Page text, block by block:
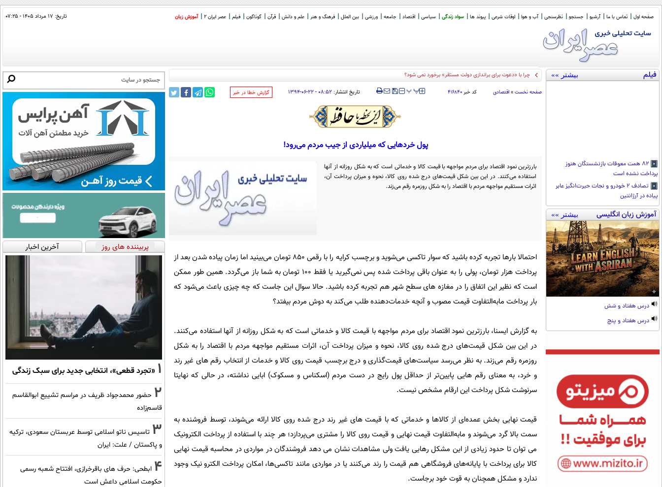
صفحه اول تماس با ما آرشیو جستجو نظرسنجی آب و هوا اوقات شرعی پیوند ها سواد زندگی سیاسی اقتصاد جامعه ورزشی بین الملل فرهنگ و هنر علم و دانش قرآن گوناگون فیلم عصر ایران 2 آموزش زبان تاریخ: ۱۷ مرداد ۱۴۰۵ - ۰۷:۲۵
فیلم بیشتر »»
۸۲ همت معوقات بازنشستگان هنوز
پرداخت نشده است
تصادف ۲ خودرو و نجات حیر‌ت‌انگیز عابر
پیاده در آرژانتین
آموزش زبان انگلیسی بیشتر »»
درس هفتاد و شش
درس هفتاد و پنج
چرا با «دعوت برای براندازی دولت مستقر» برخورد نمی شود؟
صفحه نخست » اقتصادی کد خبر۴۱۶۸۴۰ ‍‍‍ پپ تاریخ انتشار: ۰۸:۵۲ - ۲۲-۰۶-۱۳۹۴ ‌گزارش خطا در خبر
پول خردهایی که میلیاردی از جیب مردم می‌رود!
بارزترین نمود اقتصاد برای مردم مواجهه با قیمت کالا و خدماتی است که به شکل روزانه از آنها
استفاده می‌کنند. در این بین شکل قیمت‌های درج شده روی کالا، نحوه و میزان پرداخت آن،
اثرات مستقیم مواجهه مردم با اقتصاد را به شکل روزمره رقم می‌زند.
احتمالا بارها تجربه کرده باشید که سوار تاکسی می‌شوید و برچسب کرایه را با رقمی 850 تومان می‌بینید اما زمان پیاده شدن بعد از
پرداخت هزار تومان، پولی را به عنوان باقی پرداخت شده پس نمی‌گیرید یا فقط 100 تومان به شما باز می‌گردد. همین طور ممکن
است که نظیر این اتفاق را در مغازه های سطح شهر هم تجربه کرده باشید. حالا سوال این جاست که چه چیزی باعث می‌شود که
بار پرداخت مابه‌التفاوت قیمت مصوب و آنچه خدمات‌دهنده طلب می‌کند به دوش مردم بیفتد؟
به گزارش ایسنا، بارزترین نمود اقتصاد برای مردم مواجهه با قیمت کالا و خدماتی است که به شکل روزانه از آنها استفاده می‌کنند.
در این بین شکل قیمت‌های درج شده روی کالا، نحوه و میزان پرداخت آن، اثرات مستقیم مواجهه مردم با اقتصاد را به شکل
روزمره رقم می‌زند. به نظر می‌رسد سیاست‌های قیمت‌گذاری و درج برچسب قیمت روی کالا و خدمات از انتخاب رقم های غیر رند
و خرد، به معنای رقم هایی پایین‌تر از حداقل پول رایج در دست مردم (اسکناس و مسکوک) ابایی نداشته، در حالی که نهایتا
سرنوشت شکل پرداخت این ارقام مشخص نیست.
قیمت نهایی بخش عمده‌ای از کالاها و خدماتی که با قیمت های غیر رند درج شده روی کالا ارائه می‌شوند، توسط فروشنده به
سمت بالا گرد می‌شوند و ما‌به‌التفاوت قیمت نهایی و قیمت روی کالا را مشتری می‌پردازد؛ هر چند با استفاده از پرداخت الکترونیک
می توان تا حدود زیادی از این مشکل رهایی یافت ولی مشاهدات نشان می دهد فروشندگان در مواردی در محاسبه قیمت نهایی
کالا برای پرداخت با پایانه‌های فروشگاهی هم قیمت را رند می‌کنند یا در مواردی مانند تاکسی‌ها، امکان پرداخت الکترو نیک وجود
ندارد و مشکل همچنان به قوت خود برجاست.
پربیننده های روز آخرین اخبار
1 «تجرد قطعی»، انتخابی جدید برای سبک زندگی
2 حضور محمدجواد ظریف در مراسم تشییع ابوالقاسم
قاسم‌زاده
3 تاسیس ناتو اسلامی توسط عربستان سعودی، ترکیه
و پاکستان / علت: ایران
4 ابطحی: حرف های باقرخرازی، افتتاح شعبه رسمی
حکومت اسلامی داعش است